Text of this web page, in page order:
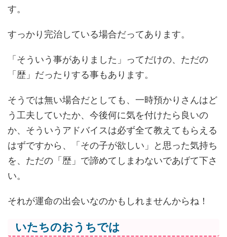
す。
すっかり完治している場合だってあります。
「そういう事がありました」ってだけの、ただの
「歴」だったりする事もあります。
そうでは無い場合だとしても、一時預かりさんはど
う工夫していたか、今後何に気を付けたら良いの
か、そういうアドバイスは必ず全て教えてもらえる
はずですから、「その子が欲しい」と思った気持ち
を、ただの「歴」で諦めてしまわないであげて下さ
い。
それが運命の出会いなのかもしれませんからね！
いたちのおうちでは